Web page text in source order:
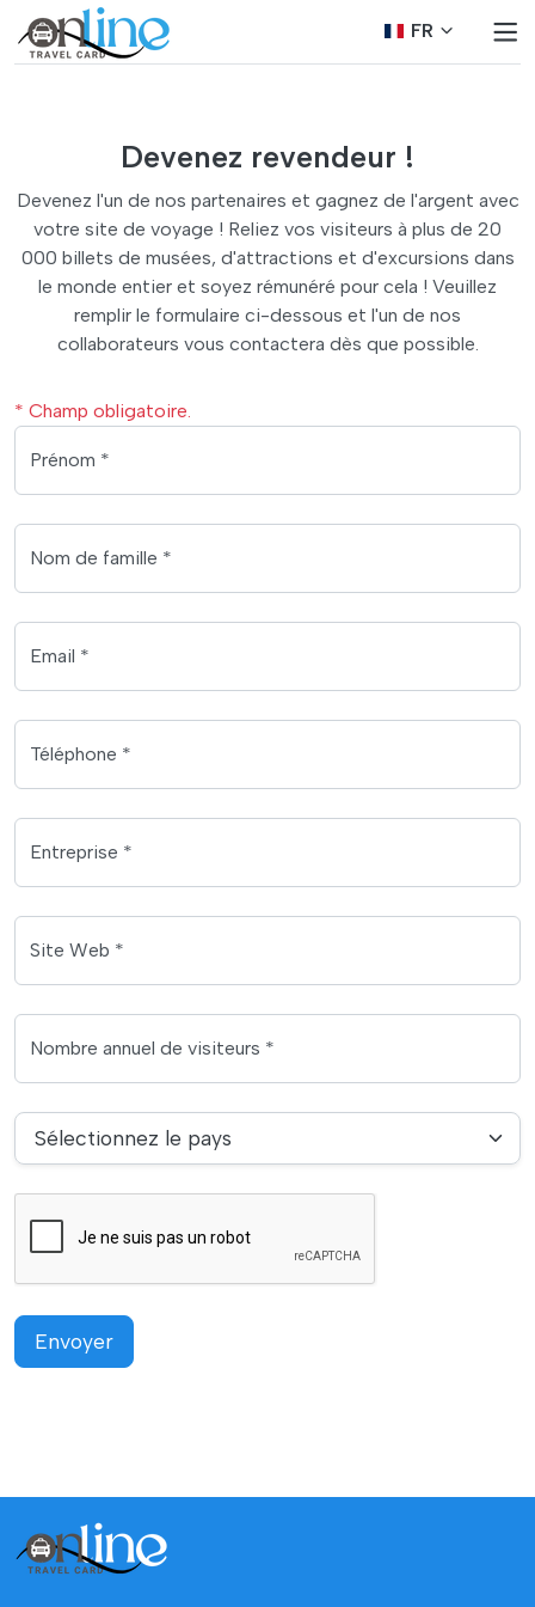
FR
Devenez revendeur !
Devenez l'un de nos partenaires et gagnez de l'argent avec
votre site de voyage ! Reliez vos visiteurs à plus de 20
000 billets de musées, d'attractions et d'excursions dans
le monde entier et soyez rémunéré pour cela ! Veuillez
remplir le formulaire ci-dessous et l'un de nos
collaborateurs vous contactera dès que possible.
* Champ obligatoire.
Prénom *
Nom de famille *
Email *
Téléphone *
Entreprise *
Site Web *
Nombre annuel de visiteurs *
Sélectionnez le pays
Envoyer